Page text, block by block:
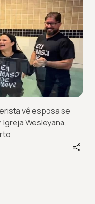
vê esposa se
Igreja Wesleyana,